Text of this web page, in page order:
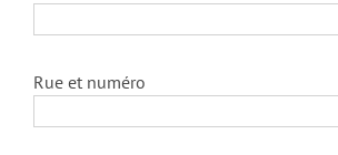
Rue et numéro